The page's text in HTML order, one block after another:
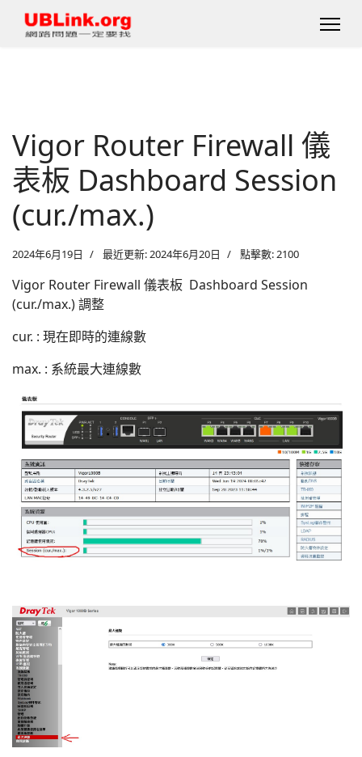
Vigor Router Firewall 儀
表板 Dashboard Session
(cur./max.)
2024年6月19日 最近更新: 2024年6月20日 點擊數: 2100
Vigor Router Firewall 儀表板 Dashboard Session
(cur./max.) 調整
cur. : 現在即時的連線數
max. : 系統最大連線數